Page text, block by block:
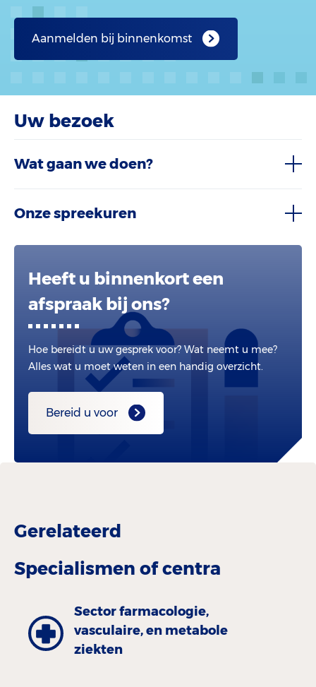
Aanmelden bij binnenkomst
Uw bezoek
Wat gaan we doen?
Onze spreekuren
Heeft u binnenkort een
afspraak bij ons?
Hoe bereidt u uw gesprek voor? Wat neemt u mee?
Alles wat u moet weten in een handig overzicht.
Bereid u voor
Gerelateerd
Specialismen of centra
Sector farmacologie,
vasculaire, en metabole
ziekten